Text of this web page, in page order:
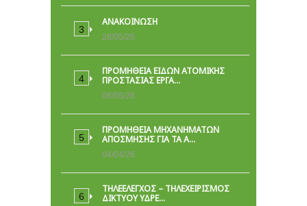
ΑΝΑΚΟΙΝΩΣΗ
28/05/26
ΠΡΟΜΉΘΕΙΑ ΕΙΔΏΝ ΑΤΟΜΙΚΉΣ
ΠΡΟΣΤΑΣΊΑΣ ΕΡΓΑ…
08/05/26
ΠΡΟΜΗΘΕΙΑ ΜΗΧΑΝΗΜΑΤΩΝ
ΑΠΟΣΜΗΣΗΣ ΓΙΑ ΤΑ Α…
04/04/26
ΤΗΛΕΕΛΕΓΧΟΣ – ΤΗΛΕΧΕΙΡΙΣΜΟΣ
ΔΙΚΤΥΟΥ ΥΔΡΕ…